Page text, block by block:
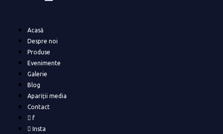
Acasă
Despre noi
Produse
Evenimente
Galerie
Blog
Apariții media
Contact
f
Insta